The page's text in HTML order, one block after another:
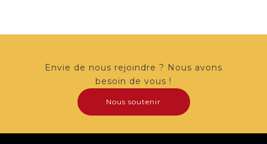
Envie de nous rejoindre ? Nous avons
besoin de vous !
Nous soutenir